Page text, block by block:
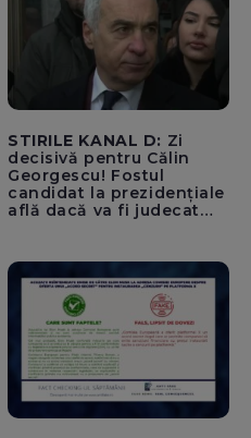
STIRILE KANAL D: Zi
decisivă pentru Călin
Georgescu! Fostul
candidat la prezidențiale
află dacă va fi judecat